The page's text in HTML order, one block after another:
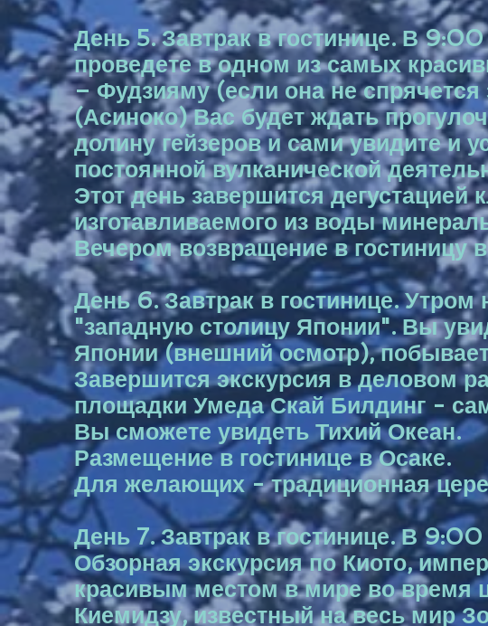
День 5. Завтрак в гостинице. В
проведете в одном из самых
– Фудзияму (если она не
(Асиноко) Вас будет ждать
долину гейзеров и сами увидите и
постоянной вулканической
Этот день завершится дегустацией
изготавливаемого из воды
Вечером возвращение в гостиницу
День 6. Завтрак в гостинице.
"западную столицу Японии". Вы
Японии (внешний осмотр),
Завершится экскурсия в деловом
площадки Умеда Скай Билдинг -
Вы сможете увидеть Тихий Океан.
Размещение в гостинице в Осаке.
Для желающих - традиционная
День 7. Завтрак в гостинице. В 9:00
Обзорная экскурсия по Киото,
красивым местом в мире во время
Киемидзу, известный на весь мир